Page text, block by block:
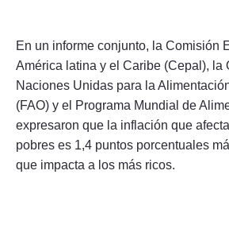
En un informe conjunto, la Comisión
América latina y el Caribe (Cepal), la
Naciones Unidas para la
(FAO) y el Programa Mundial de
expresaron que la inflación que
pobres es 1,4 puntos porcentuales
que impacta a los más ricos.